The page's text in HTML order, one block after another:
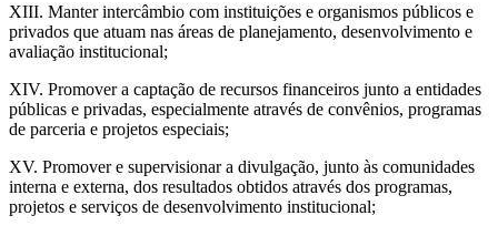
XIII. Manter intercâmbio com instituições e organismos públicos e
privados que atuam nas áreas de planejamento, desenvolvimento e
avaliação institucional;
XIV. Promover a captação de recursos financeiros junto a entidades
públicas e privadas, especialmente através de convênios, programas
de parceria e projetos especiais;
XV. Promover e supervisionar a divulgação, junto às comunidades
interna e externa, dos resultados obtidos através dos programas,
projetos e serviços de desenvolvimento institucional;